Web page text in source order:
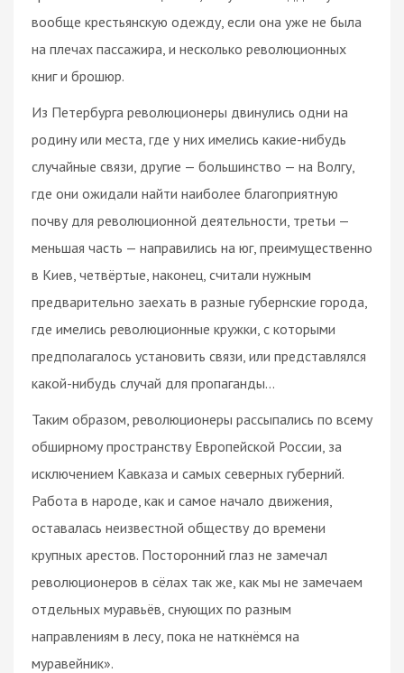
вообще крестьянскую одежду, если она уже не была
на плечах пассажира, и несколько революционных
книг и брошюр.
Из Петербурга революционеры двинулись одни на
родину или места, где у них имелись какие-нибудь
случайные связи, другие — большинство — на Волгу,
где они ожидали найти наиболее благоприятную
почву для революционной деятельности, третьи —
меньшая часть — направились на юг, преимущественно
в Киев, четвёртые, наконец, считали нужным
предварительно заехать в разные губернские города,
где имелись революционные кружки, с которыми
предполагалось установить связи, или представлялся
какой-нибудь случай для пропаганды…
Таким образом, революционеры рассыпались по всему
обширному пространству Европейской России, за
исключением Кавказа и самых северных губерний.
Работа в народе, как и самое начало движения,
оставалась неизвестной обществу до времени
крупных арестов. Посторонний глаз не замечал
революционеров в сёлах так же, как мы не замечаем
отдельных муравьёв, снующих по разным
направлениям в лесу, пока не наткнёмся на
муравейник».